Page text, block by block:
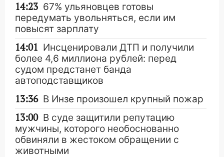
14:23 67% ульяновцев готовы
передумать увольняться, если им
повысят зарплату
14:01 Инсценировали ДТП и получили
более 4,6 миллиона рублей: перед
судом предстанет банда
автоподставщиков
13:36 В Инзе произошел крупный пожар
13:00 В суде защитили репутацию
мужчины, которого необоснованно
обвиняли в жестоком обращении с
животными